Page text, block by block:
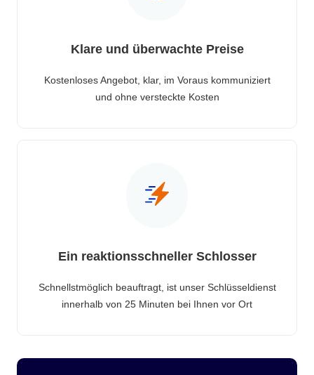
Klare und überwachte Preise
Kostenloses Angebot, klar, im Voraus kommuniziert
und ohne versteckte Kosten
Ein reaktionsschneller Schlosser
Schnellstmöglich beauftragt, ist unser Schlüsseldienst
innerhalb von 25 Minuten bei Ihnen vor Ort